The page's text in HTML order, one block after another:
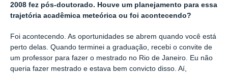
2008 fez pós-doutorado. Houve um planejamento para essa
trajetória acadêmica meteórica ou foi acontecendo?
Foi acontecendo. As oportunidades se abrem quando você está
perto delas. Quando terminei a graduação, recebi o convite de
um professor para fazer o mestrado no Rio de Janeiro. Eu não
queria fazer mestrado e estava bem convicto disso. Aí,